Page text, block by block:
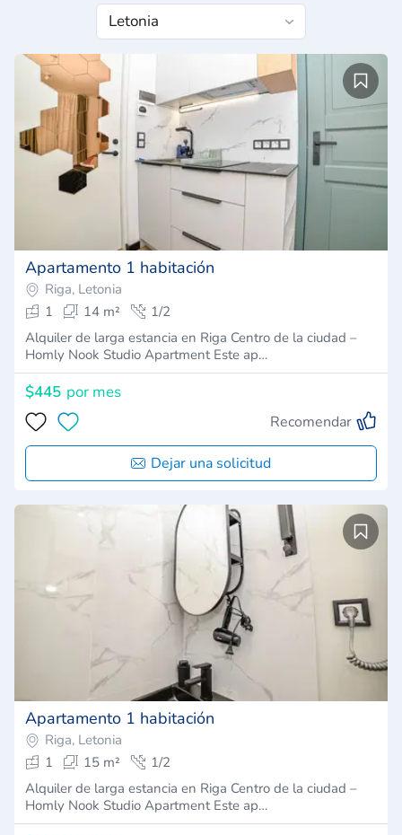
Apartamento 1 habitación
Riga, Letonia
1
14 m²
1/2
Alquiler de larga estancia en Riga Centro de la ciudad –
Homly Nook Studio Apartment Este ap…
$445 por mes
Recomendar
Dejar una solicitud
Apartamento 1 habitación
Riga, Letonia
1
15 m²
1/2
Alquiler de larga estancia en Riga Centro de la ciudad –
Homly Nook Studio Apartment Este ap…